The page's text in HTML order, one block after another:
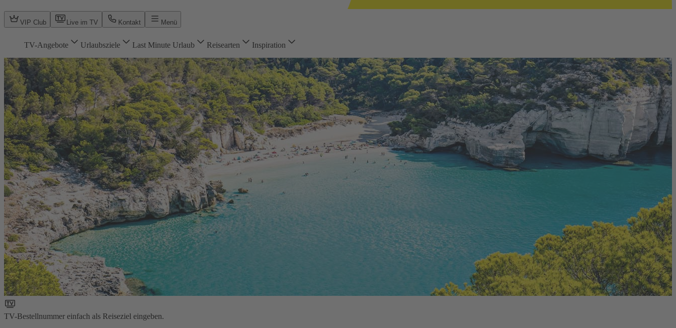
VIP Club Live im TV Kontakt Menü
TV-Angebote Urlaubsziele Last Minute Urlaub Reisearten Inspiration
TV-Bestellnummer einfach als Reiseziel eingeben.